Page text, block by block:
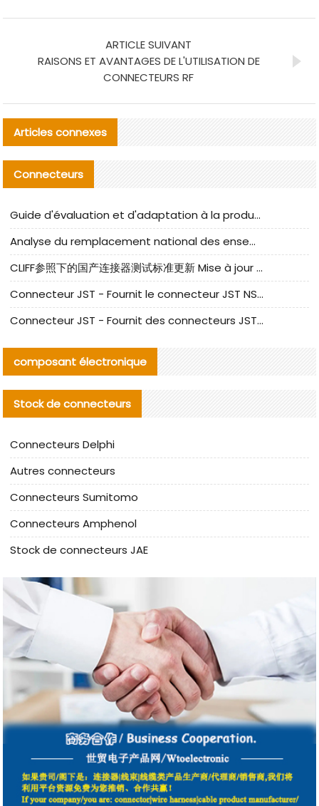
ARTICLE SUIVANT
RAISONS ET AVANTAGES DE L'UTILISATION DE
CONNECTEURS RF
Articles connexes
Connecteurs
Guide d'évaluation et d'adaptation à la production des composants de câbles nationaux CNC Tech
Analyse du remplacement national des ensembles de câbles à fréquence élevée I-PEX
CLIFF参照下的国产连接器测试标准更新 Mise à jour des normes de test des connecteurs nationaux sous la référence CLIFF
Connecteur JST - Fournit le connecteur JST NSHR-02V-S original | Équivalent
Connecteur JST - Fournit des connecteurs JST GHR-09V-S authentiques et des produits de remplacement|
composant électronique
Stock de connecteurs
Connecteurs Delphi
Autres connecteurs
Connecteurs Sumitomo
Connecteurs Amphenol
Stock de connecteurs JAE